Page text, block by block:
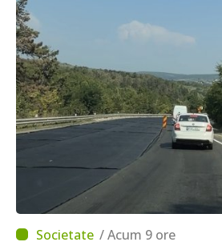
/ Acum 9 ore